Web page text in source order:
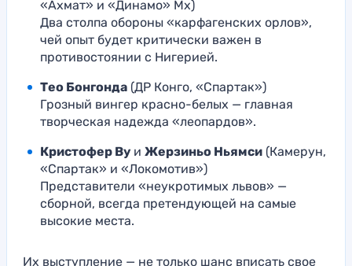
«Ахмат» и «Динамо» Мх)
Два столпа обороны «карфагенских орлов»,
чей опыт будет критически важен в
противостоянии с Нигерией.
Тео Бонгонда (ДР Конго, «Спартак»)
Грозный вингер красно-белых — главная
творческая надежда «леопардов».
Кристофер Ву и Жерзиньо Ньямси (Камерун,
«Спартак» и «Локомотив»)
Представители «неукротимых львов» —
сборной, всегда претендующей на самые
высокие места.
Их выступление — не только шанс вписать свое